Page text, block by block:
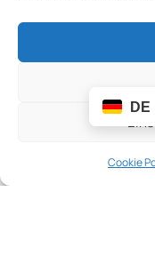
Cookie
Widerrufsbelehrung
Newsletter
DE